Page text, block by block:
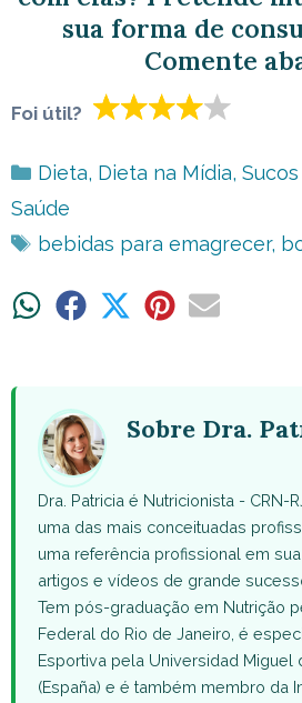
sua forma de
Comente
Foi útil?
Categorias
Dieta, Dieta na Mídia,
Saúde
Tags
bebidas para emagrecer,
ShareShare ShareShareShare
Sobre Dra.
Dra. Patricia é Nutricionista - CRN-
uma das mais conceituadas
uma referência profissional em
artigos e vídeos de grande
Tem pós-graduação em Nutrição
Federal do Rio de Janeiro, é
Esportiva pela Universidad Miguel
(España) e é também membro da